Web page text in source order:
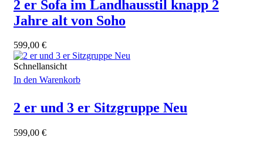
2 er Sofa im Landhausstil knapp 2
Jahre alt von Soho
599,00 €
Schnellansicht
In den Warenkorb
2 er und 3 er Sitzgruppe Neu
599,00 €